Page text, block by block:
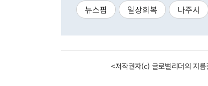
뉴스핌
일상회복 나주시
<저작권자(c) 글로벌리더의 지